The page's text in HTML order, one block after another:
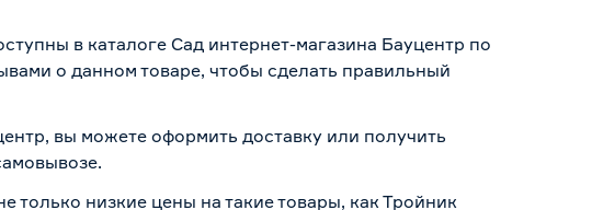
в каталоге Сад интернет-магазина Бауцентр по
о данном товаре, чтобы сделать правильный
вы можете оформить доставку или получить
.
только низкие цены на такие товары, как Тройник